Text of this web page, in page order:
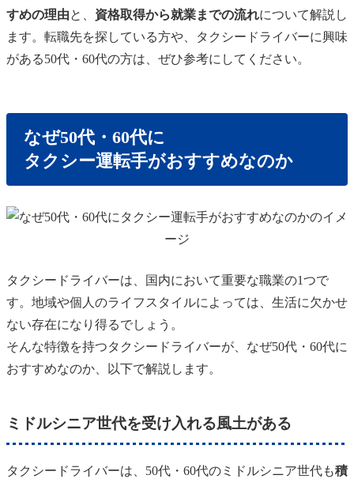
すめの理由と、 資格取得から就業までの流れについて解説し
ます。転職先を探している方や、タクシードライバーに興味
がある50代・60代の方は、ぜひ参考にしてください。
なぜ50代・60代に
タクシー運転手がおすすめなのか
タクシードライバーは、国内において重要な職業の1つで
す。地域や個人のライフスタイルによっては、生活に欠かせ
ない存在になり得るでしょう。
そんな特徴を持つタクシードライバーが、なぜ50代・60代に
おすすめなのか、以下で解説します。
ミドルシニア世代を受け入れる風土がある
タクシードライバーは、50代・60代のミドルシニア世代も積